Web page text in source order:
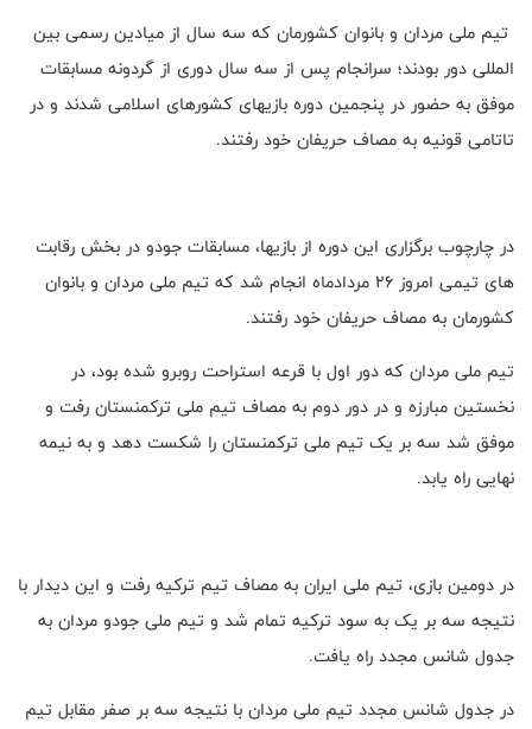
تیم ملی مردان و بانوان کشورمان که سه سال از میادین رسمی بین
المللی دور بودند؛ سرانجام پس از سه سال دوری از گردونه مسابقات
موفق به حضور در پنجمین دوره بازیهای کشورهای اسلامی شدند و در
تاتامی قونیه به مصاف حریفان خود رفتند.
در چارچوب برگزاری این دوره از بازیها، مسابقات جودو در بخش رقابت
های تیمی امروز 26 مردادماه انجام شد که تیم ملی مردان و بانوان
کشورمان به مصاف حریفان خود رفتند.
تیم ملی مردان که دور اول با قرعه استراحت روبرو شده بود، در
نخستین مبارزه و در دور دوم به مصاف تیم ملی ترکمنستان رفت و
موفق شد سه بر یک تیم ملی ترکمنستان را شکست دهد و به نیمه
نهایی راه یابد.
در دومین بازی، تیم ملی ایران به مصاف تیم ترکیه رفت و این دیدار با
نتیجه سه بر یک به سود ترکیه تمام شد و تیم ملی جودو مردان به
جدول شانس مجدد راه یافت.
در جدول شانس مجدد تیم ملی مردان با نتیجه سه بر صفر مقابل تیم